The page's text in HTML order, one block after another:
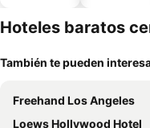
Hoteles baratos
También te pueden
Freehand Los Angeles
Loews Hollywood Hotel